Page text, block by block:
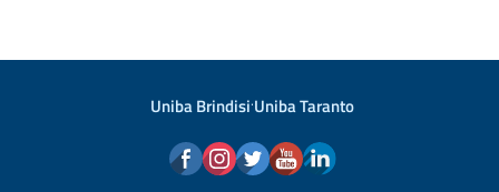
Uniba Brindisi·Uniba Taranto